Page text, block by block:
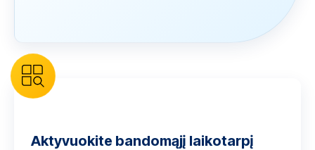
Aktyvuokite bandomąjį laikotarpį